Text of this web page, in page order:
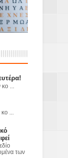
...
...
των